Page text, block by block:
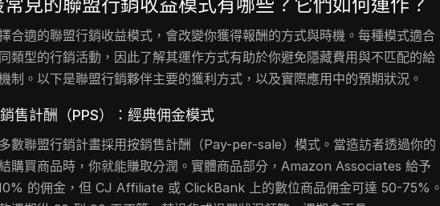
合適的聯盟行銷收益模式，會改變你獲得報酬的方式與時機。每種模式適合
類型的行銷活動，因此了解其運作方式有助於你避免隱藏費用與不匹配的給
制。以下是聯盟行銷夥伴主要的獲利方式，以及實際應用中的預期狀況。
售計酬（PPS）：經典佣金模式
數聯盟行銷計畫採用按銷售計酬（Pay-per-sale）模式。當造訪者透過你的
購買商品時，你就能賺取分潤。實體商品部分，Amazon Associates 給予
的佣金，但 CJ Affiliate 或 ClickBank 上的數位商品佣金可達 50-75%。